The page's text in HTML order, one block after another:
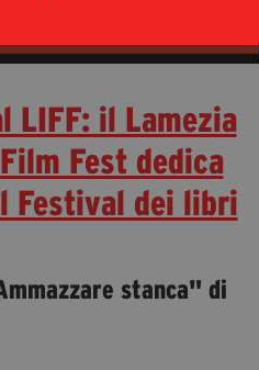
LIFF: il Lamezia
Fest dedica
Festival dei libri
stanca" di